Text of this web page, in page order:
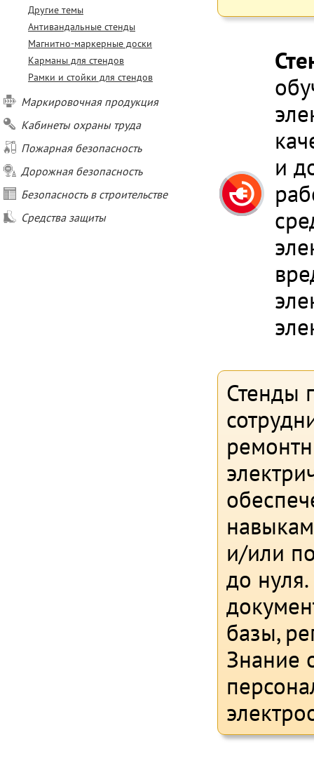
Другие темы
Антивандальные стенды
Магнитно-маркерные доски
Карманы для стендов
Рамки и стойки для стендов
Маркировочная продукция
Кабинеты охраны труда
Пожарная безопасность
Дорожная безопасность
Безопасность в строительстве
Средства защиты
и
Стенды
и/или
до
базы,
Знание